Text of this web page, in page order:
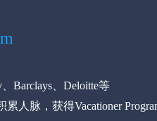
、Barclays、Deloitte等
累人脉，获得Vacationer